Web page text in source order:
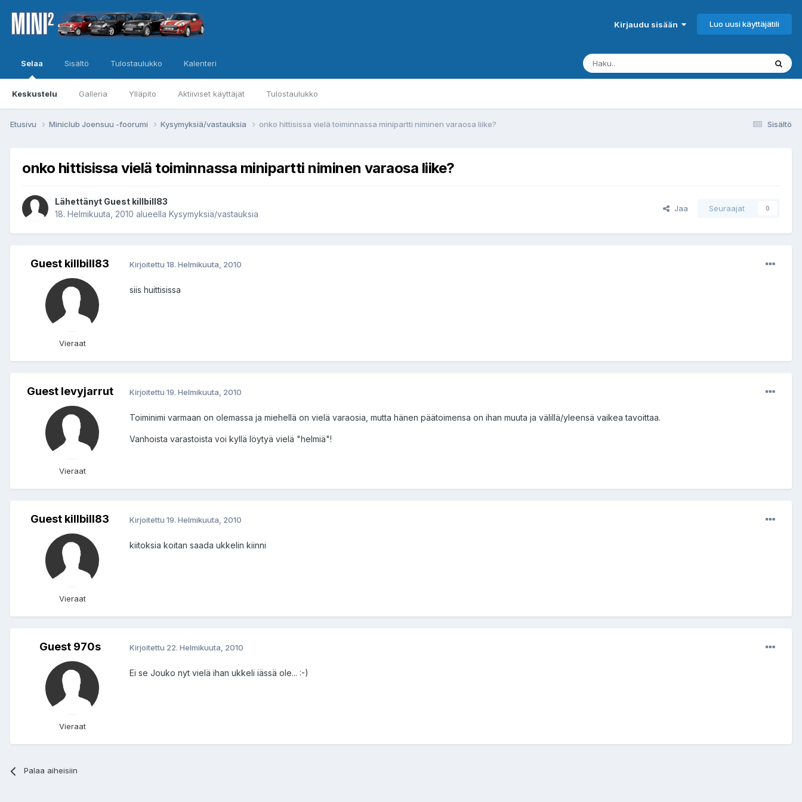
Kirjaudu sisään Luo uusi käyttäjätili
Selaa
Keskustelu Galleria Ylläpito Aktiiviset käyttäjät Tulostaulukko
Sisältö Tulostaulukko Kalenteri
Sisältö
Etusivu Miniclub Joensuu -foorumi Kysymyksiä/vastauksia onko hittisissa vielä toiminnassa minipartti niminen varaosa liike?
onko hittisissa vielä toiminnassa minipartti niminen varaosa liike?
Lähettänyt Guest killbill83
18. Helmikuuta, 2010 alueella Kysymyksiä/vastauksia
Jaa Seuraajat 0
Guest killbill83
Vieraat
Kirjoitettu 18. Helmikuuta, 2010
siis huittisissa
Guest levyjarrut
Vieraat
Kirjoitettu 19. Helmikuuta, 2010
Toiminimi varmaan on olemassa ja miehellä on vielä varaosia, mutta hänen päätoimensa on ihan muuta ja välillä/yleensä vaikea tavoittaa.
Vanhoista varastoista voi kyllä löytyä vielä "helmiä"!
Guest killbill83
Vieraat
Kirjoitettu 19. Helmikuuta, 2010
kiitoksia koitan saada ukkelin kiinni
Guest 970s
Vieraat
Kirjoitettu 22. Helmikuuta, 2010
Ei se Jouko nyt vielä ihan ukkeli iässä ole... :-)
Palaa aiheisiin